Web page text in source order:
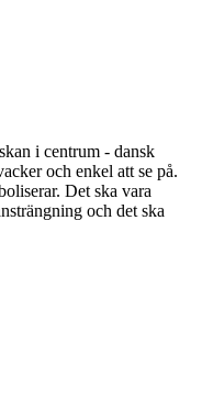
i centrum - dansk
och enkel att se på.
Det ska vara
och det ska